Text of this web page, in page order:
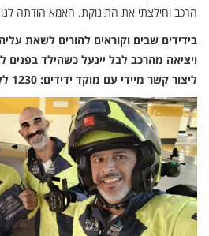
הרכב וחילצתי את התינוקת. האמא הודתה
בידידים שבים וקוראים להורים לשאת
ויציאה מהרכב לבל יינעל כשהילד בפנים
ליצור קשר מיידי עם מוקד ידידים: 1230 ללא כוכבית